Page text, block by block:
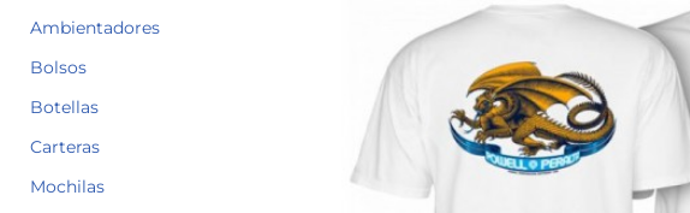
Ambientadores
Bolsos
Botellas
Carteras
Mochilas